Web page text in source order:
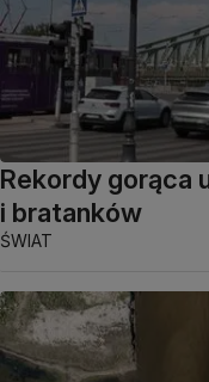
Rekordy gorąca
i bratanków
ŚWIAT